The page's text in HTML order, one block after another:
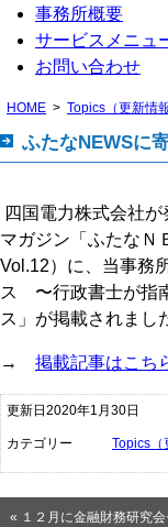
事務所概要
サービスメニュ
お問い合わせ
HOME Topics（更新情報
ふたなNEWSに
四国電力株式会社
マガジン「ふたなＮ
Vol.12）に、当事務
ス 〜行政書士が指
ス」が掲載されまし
→ 掲載記事はこち
更新日2020年1月30日
カテゴリー Topics（
« １２月に金融財務研究